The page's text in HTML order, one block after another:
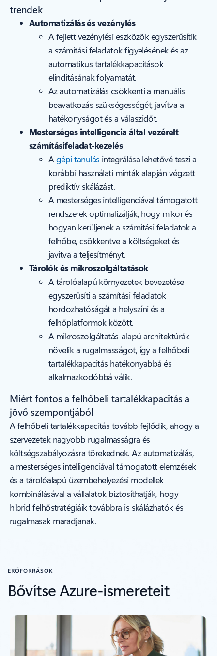
trendek
Automatizálás és vezénylés
A fejlett vezénylési eszközök egyszerűsítik
a számítási feladatok figyelésének és az
automatikus tartalékkapacitások
elindításának folyamatát.
Az automatizálás csökkenti a manuális
beavatkozás szükségességét, javítva a
hatékonyságot és a válaszidőt.
Mesterséges intelligencia által vezérelt
számításifeladat-kezelés
Agépi tanulás integrálása lehetővé teszi a
korábbi használati minták alapján végzett
prediktív skálázást.
A mesterséges intelligenciával támogatott
rendszerek optimalizálják, hogy mikor és
hogyan kerüljenek a számítási feladatok a
felhőbe, csökkentve a költségeket és
javítva a teljesítményt.
Tárolók és mikroszolgáltatások
A tárolóalapú környezetek bevezetése
egyszerűsíti a számítási feladatok
hordozhatóságát a helyszíni és a
felhőplatformok között.
A mikroszolgáltatás-alapú architektúrák
növelik a rugalmasságot, így a felhőbeli
tartalékkapacitás hatékonyabbá és
alkalmazkodóbbá válik.
Miért fontos a felhőbeli tartalékkapacitás a
jövő szempontjából
A felhőbeli tartalékkapacitás tovább fejlődik, ahogy a
szervezetek nagyobb rugalmasságra és
költségszabályozásra törekednek. Az automatizálás,
a mesterséges intelligenciával támogatott elemzések
és a tárolóalapú üzembehelyezési modellek
kombinálásával a vállalatok biztosíthatják, hogy
hibrid felhőstratégiáik továbbra is skálázhatók és
rugalmasak maradjanak.
ERŐFORRÁSOK
Bővítse Azure-ismereteit